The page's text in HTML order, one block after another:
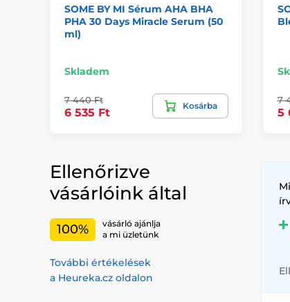
SOME BY MI Sérum AHA BHA
PHA 30 Days Miracle Serum (50
ml)
Skladem
7 440 Ft
6 535 Ft
Kosárba
7
5
Ellenőrizve
vásárlóink által
100%
vásárló ajánlja
a mi üzletünk
További értékelések
a Heureka.cz oldalon